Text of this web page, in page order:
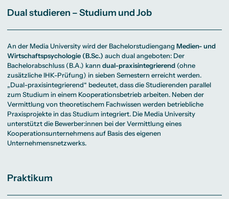
Dual studieren – Studium und Job
An der Media University wird der BachelorstudiengangMedien- und
Wirtschaftspsychologie (B.Sc.) auch dual angeboten: Der
Bachelorabschluss (B.A.) kanndual-praxisintegrierend (ohne
zusätzliche IHK-Prüfung) in sieben Semestern erreicht werden.
„Dual-praxisintegrierend“ bedeutet, dass die Studierenden parallel
zum Studium in einem Kooperationsbetrieb arbeiten. Neben der
Vermittlung von theoretischem Fachwissen werden betriebliche
Praxisprojekte in das Studium integriert. Die Media University
unterstützt die Bewerber:innen bei der Vermittlung eines
Kooperationsunternehmens auf Basis des eigenen
Unternehmensnetzwerks.
Praktikum